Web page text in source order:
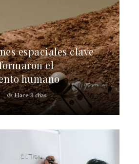
espaciales clave
el
humano
Hace 3 días